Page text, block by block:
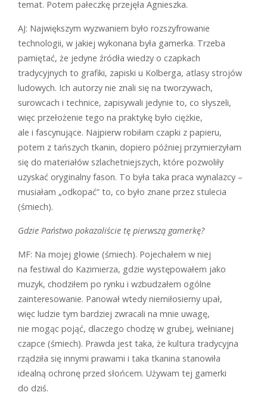
temat. Potem pałeczkę przejęła Agnieszka.
AJ: Największym wyzwaniem było rozszyfrowanie
technologii, w jakiej wykonana była gamerka. Trzeba
pamiętać, że jedyne źródła wiedzy o czapkach
tradycyjnych to grafiki, zapiski u Kolberga, atlasy strojów
ludowych. Ich autorzy nie znali się na tworzywach,
surowcach i technice, zapisywali jedynie to, co słyszeli,
więc przełożenie tego na praktykę było ciężkie,
ale i fascynujące. Najpierw robiłam czapki z papieru,
potem z tańszych tkanin, dopiero później przymierzyłam
się do materiałów szlachetniejszych, które pozwoliły
uzyskać oryginalny fason. To była taka praca wynalazcy –
musiałam „odkopać” to, co było znane przez stulecia
(śmiech).
Gdzie Państwo pokazaliście tę pierwszą gamerkę?
MF: Na mojej głowie (śmiech). Pojechałem w niej
na festiwal do Kazimierza, gdzie występowałem jako
muzyk, chodziłem po rynku i wzbudzałem ogólne
zainteresowanie. Panował wtedy niemiłosierny upał,
więc ludzie tym bardziej zwracali na mnie uwagę,
nie mogąc pojąć, dlaczego chodzę w grubej, wełnianej
czapce (śmiech). Prawda jest taka, że kultura tradycyjna
rządziła się innymi prawami i taka tkanina stanowiła
idealną ochronę przed słońcem. Używam tej gamerki
do dziś.